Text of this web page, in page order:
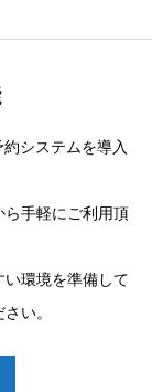
システムを導入
ら手軽にご利用頂
環境を準備して
い。